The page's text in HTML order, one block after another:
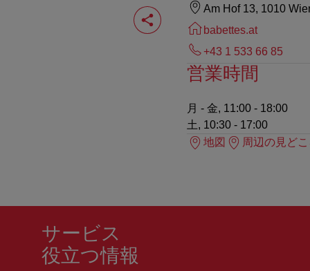
ペ
ー
ジ
Am Hof 13, 1010
babettes.at
+43 1 533 66 85
営業時間
月 - 金, 11:00 - 18:00
土, 10:30 - 17:00
地図
周辺の見ど
サービス
役立つ情報